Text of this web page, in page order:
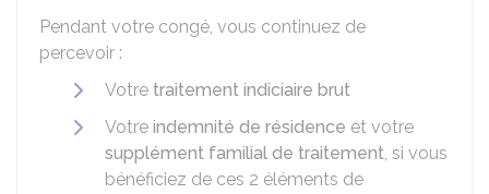
Pendant votre congé, vous continuez de
percevoir :
Votre traitement indiciaire brut
Votre indemnité de résidence et votre
supplément familial de traitement, si vous
bénéficiez de ces 2 éléments de